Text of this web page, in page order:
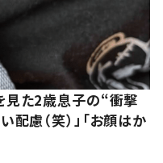
見た2歳息子の“衝撃
慮（笑）」「お顔はか